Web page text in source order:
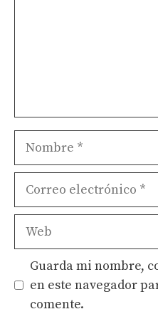
Nombre
Correo
Web
Guarda mi nombre,
en este navegador
comente.